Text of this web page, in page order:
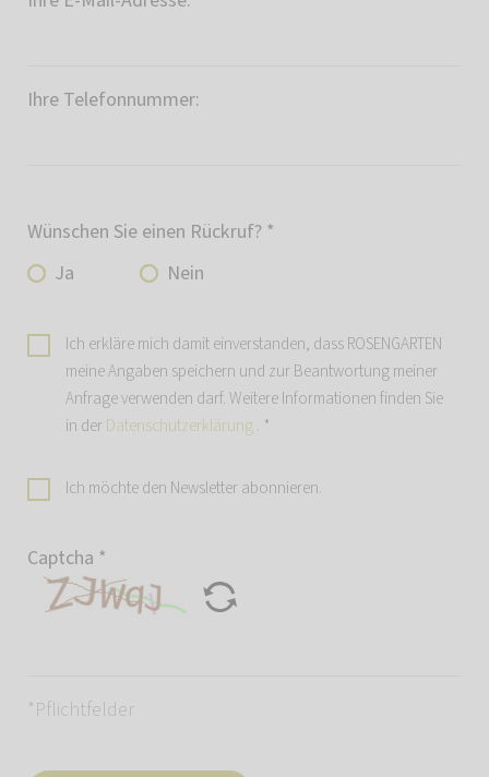
Ihre Telefonnummer:
Wünschen Sie einen Rückruf? *
Ja
Nein
Ich erkläre mich damit einverstanden, dass ROSENGARTEN
meine Angaben speichern und zur Beantwortung meiner
Anfrage verwenden darf. Weitere Informationen finden Sie
in derDatenschutzerklärung. *
Ich möchte den Newsletter abonnieren.
Captcha *
*Pflichtfelder